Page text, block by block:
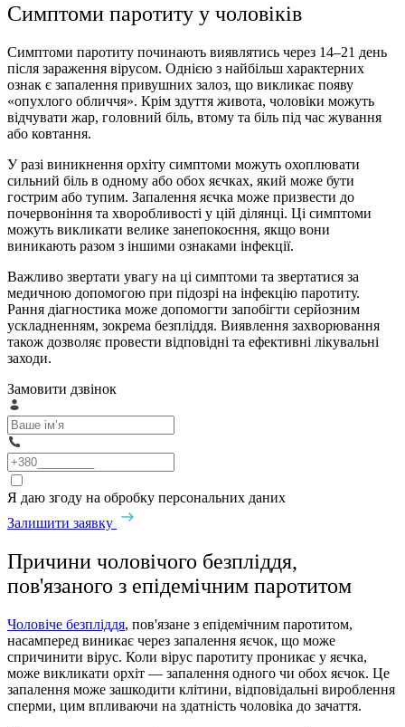
Симптоми паротиту у чоловіків
Симптоми паротиту починають виявлятись через 14–21 день
після зараження вірусом. Однією з найбільш характерних
ознак є запалення привушних залоз, що викликає появу
«опухлого обличчя». Крім здуття живота, чоловіки можуть
відчувати жар, головний біль, втому та біль під час жування
або ковтання.
У разі виникнення орхіту симптоми можуть охоплювати
сильний біль в одному або обох яєчках, який може бути
гострим або тупим. Запалення яєчка може призвести до
почервоніння та хворобливості у цій ділянці. Ці симптоми
можуть викликати велике занепокоєння, якщо вони
виникають разом з іншими ознаками інфекції.
Важливо звертати увагу на ці симптоми та звертатися за
медичною допомогою при підозрі на інфекцію паротиту.
Рання діагностика може допомогти запобігти серйозним
ускладненням, зокрема безпліддя. Виявлення захворювання
також дозволяє провести відповідні та ефективні лікувальні
заходи.
Замовити дзвінок
Я даю згоду на обробку персональних даних
Залишити заявку
Причини чоловічого безпліддя,
пов'язаного з епідемічним паротитом
Чоловіче безпліддя, пов'язане з епідемічним паротитом,
насамперед виникає через запалення яєчок, що може
спричинити вірус. Коли вірус паротиту проникає у яєчка,
може викликати орхіт — запалення одного чи обох яєчок. Це
запалення може зашкодити клітини, відповідальні вироблення
сперми, цим впливаючи на здатність чоловіка до зачаття.